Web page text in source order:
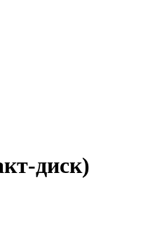
диск)